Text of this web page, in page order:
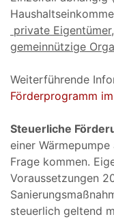
private
gemeinnützige
Weiterführende
Förderprogramm
Steuerliche
einer
Frage kommen.
Voraussetzungen
steuerlich geltend